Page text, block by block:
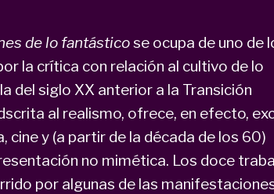
de lo fantásticose ocupa de uno de
la crítica con relación al cultivo de lo
del siglo XX anterior a la Transición
al realismo, ofrece, en efecto,
cine y (a partir de la década de los 60)
no mimética. Los doce
por algunas de las